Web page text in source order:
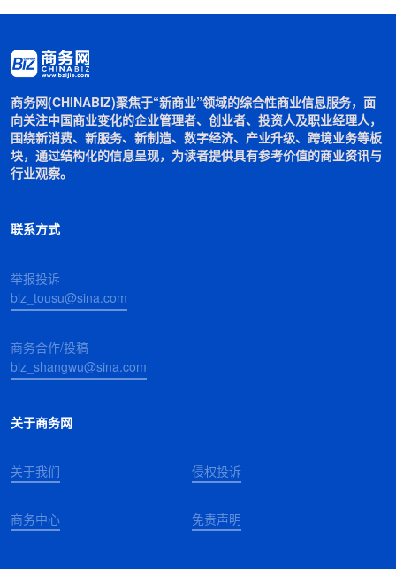
商务网(CHINABIZ)聚焦于“新商业”领域的综合性商业信息服务，面
向关注中国商业变化的企业管理者、创业者、投资人及职业经理人，
围绕新消费、新服务、新制造、数字经济、产业升级、跨境业务等板
块，通过结构化的信息呈现，为读者提供具有参考价值的商业资讯与
行业观察。
联系方式
举报投诉
biz_tousu@sina.com
商务合作/投稿
biz_shangwu@sina.com
关于商务网
关于我们 侵权投诉
商务中心 免责声明